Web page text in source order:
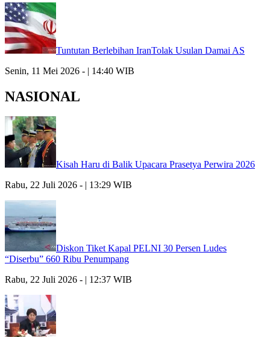
Tuntutan Berlebihan IranTolak Usulan Damai AS
Senin, 11 Mei 2026 - | 14:40 WIB
NASIONAL
Kisah Haru di Balik Upacara Prasetya Perwira 2026
Rabu, 22 Juli 2026 - | 13:29 WIB
Diskon Tiket Kapal PELNI 30 Persen Ludes
“Diserbu” 660 Ribu Penumpang
Rabu, 22 Juli 2026 - | 12:37 WIB